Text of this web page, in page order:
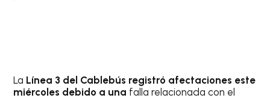
La Línea 3 del Cablebús registró afectaciones este
miércoles debido a una falla relacionada con el